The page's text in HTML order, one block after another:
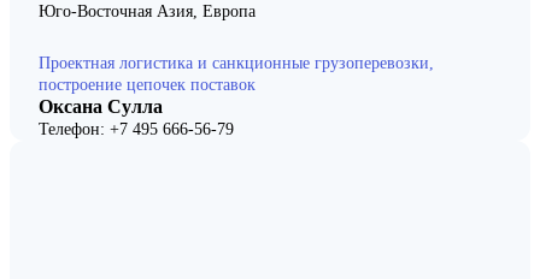
Юго-Восточная Азия, Европа
Проектная логистика и санкционные грузоперевозки,
построение цепочек поставок
Оксана Сулла
Телефон: +7 495 666-56-79